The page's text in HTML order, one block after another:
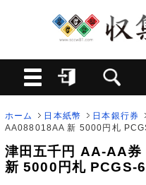
ホーム 日本紙幣 日本銀行券
AA088018AA 新 5000円札
津田五千円 AA-AA
新 5000円札 PCGS-